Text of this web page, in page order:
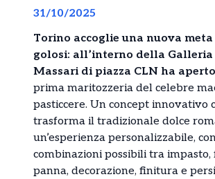
31/10/2025
Torino accoglie una nuova
golosi: all’interno della
Massari di piazza CLN ha
prima maritozzeria del celebre
pasticcere. Un concept innovativo
trasforma il tradizionale dolce
un’esperienza personalizzabile,
combinazioni possibili tra impasto,
panna, decorazione, finitura e